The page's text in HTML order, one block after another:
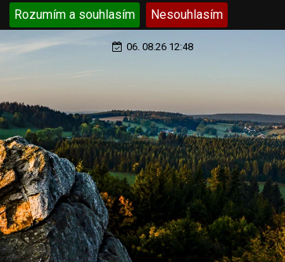
Rozumím a souhlasím Nesouhlasím
06. 08.26 12:48